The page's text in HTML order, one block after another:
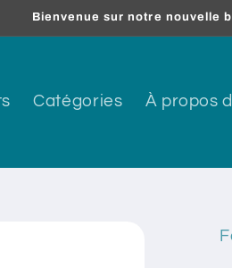
Bienvenue sur notre nouvelle
Catégories À propos